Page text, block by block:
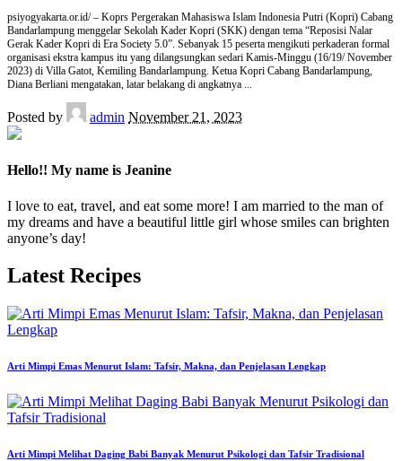
psiyogyakarta.or.id/ – Koprs Pergerakan Mahasiswa Islam Indonesia Putri (Kopri) Cabang
Bandarlampung menggelar Sekolah Kader Kopri (SKK) dengan tema “Reposisi Nalar
Gerak Kader Kopri di Era Society 5.0”. Sebanyak 15 peserta mengikuti perkaderan formal
organisasi ekstra kampus itu yang dilangsungkan sedari Kamis-Minggu (16/19/ November
2023) di Villa Gatot, Kemiling Bandarlampung. Ketua Kopri Cabang Bandarlampung,
Diana Berliani mengatakan, latar belakang di angkatnya ...
Posted by admin November 21, 2023
Hello!! My name is Jeanine
I love to eat, travel, and eat some more! I am married to the man of
my dreams and have a beautiful little girl whose smiles can brighten
anyone’s day!
Latest Recipes
Arti Mimpi Emas Menurut Islam: Tafsir, Makna, dan Penjelasan Lengkap
Arti Mimpi Melihat Daging Babi Banyak Menurut Psikologi dan Tafsir Tradisional